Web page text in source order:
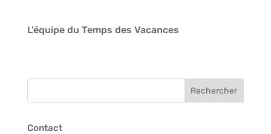
L’équipe du Temps des Vacances
Contact